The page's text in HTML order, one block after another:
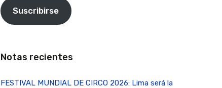
Suscribirse
Notas recientes
FESTIVAL MUNDIAL DE CIRCO 2026: Lima será la